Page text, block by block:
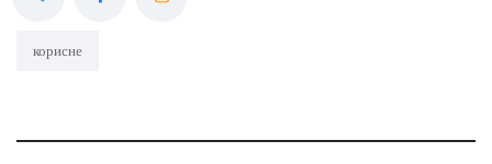
корисне